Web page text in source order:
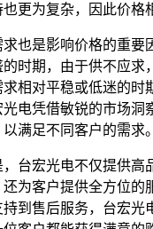
更为复杂，因此价格
求也是影响价格的重要
时期，由于供不应求
求相对平稳或低迷的时
电凭借敏锐的市场洞
满足不同客户的需求。
台宏光电不仅提供高
为客户提供全方位的
到售后服务，台宏光